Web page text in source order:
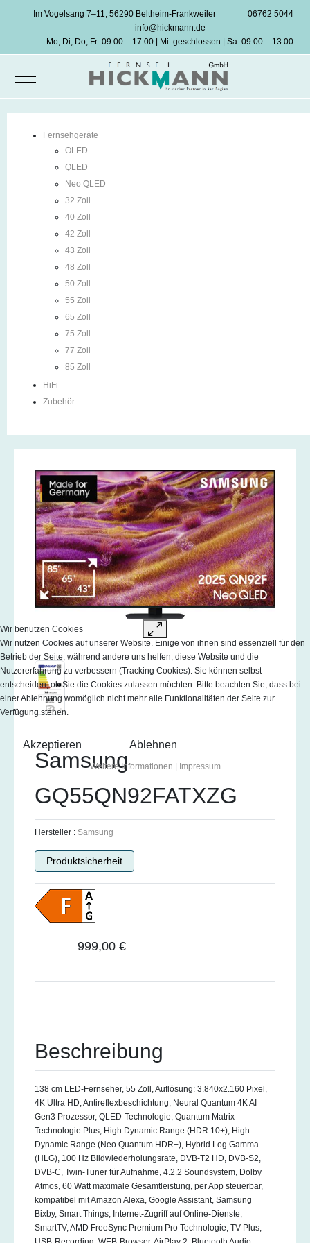
Im Vogelsang 7–11, 56290 Beltheim-Frankweiler
06762 5044
info@hickmann.de
Mo, Di, Do, Fr: 09:00 – 17:00 | Mi: geschlossen | Sa: 09:00 – 13:00
Mobile Menu Toggle
Fernsehgeräte
OLED
QLED
Neo QLED
32 Zoll
40 Zoll
42 Zoll
43 Zoll
48 Zoll
50 Zoll
55 Zoll
65 Zoll
75 Zoll
77 Zoll
85 Zoll
HiFi
Zubehör
Samsung
GQ55QN92FATXZG
Hersteller : Samsung
Produktsicherheit
999,00 €
Beschreibung
138 cm LED-Fernseher, 55 Zoll, Auflösung: 3.840x2.160 Pixel,
4K Ultra HD, Antireflexbeschichtung, Neural Quantum 4K AI
Gen3 Prozessor, QLED-Technologie, Quantum Matrix
Technologie Plus, High Dynamic Range (HDR 10+), High
Dynamic Range (Neo Quantum HDR+), Hybrid Log Gamma
(HLG), 100 Hz Bildwiederholungsrate, DVB-T2 HD, DVB-S2,
DVB-C, Twin-Tuner für Aufnahme, 4.2.2 Soundsystem, Dolby
Atmos, 60 Watt maximale Gesamtleistung, per App steuerbar,
kompatibel mit Amazon Alexa, Google Assistant, Samsung
Bixby, Smart Things, Internet-Zugriff auf Online-Dienste,
SmartTV, AMD FreeSync Premium Pro Technologie, TV Plus,
Wir benutzen Cookies
Wir nutzen Cookies auf unserer Website. Einige von ihnen sind essenziell für den
Betrieb der Seite, während andere uns helfen, diese Website und die
Nutzererfahrung zu verbessern (Tracking Cookies). Sie können selbst
entscheiden, ob Sie die Cookies zulassen möchten. Bitte beachten Sie, dass bei
einer Ablehnung womöglich nicht mehr alle Funktionalitäten der Seite zur
Verfügung stehen.
Akzeptieren Ablehnen
Weitere Informationen | Impressum